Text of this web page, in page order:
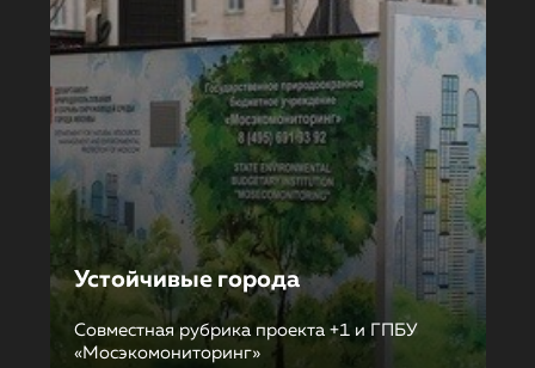
Устойчивые города
Совместная рубрика проекта +1 и ГПБУ
«Мосэкомониторинг»